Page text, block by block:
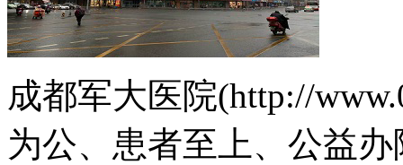
成都军大医院(http://
为公、患者至上、公益